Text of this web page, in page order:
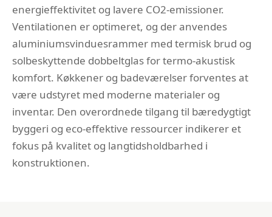
energieffektivitet og lavere CO2-emissioner.
Ventilationen er optimeret, og der anvendes
aluminiumsvinduesrammer med termisk brud og
solbeskyttende dobbeltglas for termo-akustisk
komfort. Køkkener og badeværelser forventes at
være udstyret med moderne materialer og
inventar. Den overordnede tilgang til bæredygtigt
byggeri og eco-effektive ressourcer indikerer et
fokus på kvalitet og langtidsholdbarhed i
konstruktionen.